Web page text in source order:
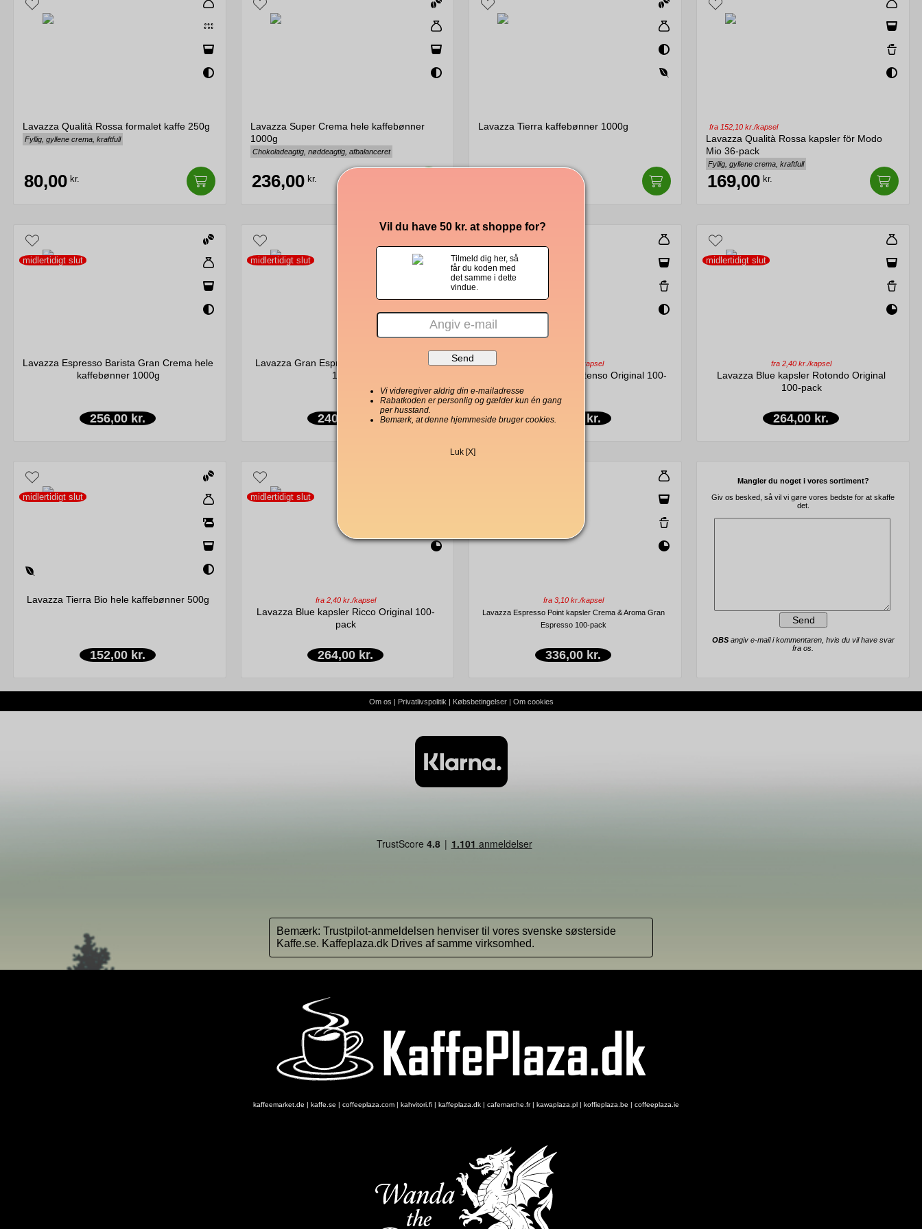
Lavazza Qualità Rossa formalet kaffe 250g
Fyllig, gyllene crema, kraftfull
80,00 kr.
Lavazza Super Crema hele kaffebønner
1000g
Chokoladeagtig, nøddeagtig, afbalanceret
236,00 kr.
Lavazza Tierra kaffebønner 1000g fra 152,10 kr./kapsel
Lavazza Qualità Rossa kapsler för Modo
Mio 36-pack
Fyllig, gyllene crema, kraftfull
169,00 kr.
midlertidigt slut
Lavazza Espresso Barista Gran Crema hele
kaffebønner 1000g
256,00 kr.
midlertidigt slut
Lavazza Gran Espresso hele kaffebønner
1000g
240,00 kr.
midlertidigt slut
fra 2,40 kr./kapsel
Lavazza Blue kapsler Intenso Original 100-
264,00 kr.
midlertidigt slut
fra 2,40 kr./kapsel
Lavazza Blue kapsler Rotondo Original
100-pack
264,00 kr.
midlertidigt slut
Lavazza Tierra Bio hele kaffebønner 500g
152,00 kr.
midlertidigt slut
fra 2,40 kr./kapsel
Lavazza Blue kapsler Ricco Original 100-
pack
264,00 kr.
fra 3,10 kr./kapsel
Lavazza Espresso Point kapsler Crema & Aroma Gran
Espresso 100-pack
336,00 kr.
Mangler du noget i vores sortiment?
Giv os besked, så vil vi gøre vores bedste for at skaffe
det.
OBSangiv e-mail i kommentaren, hvis du vil have svar
fra os.
Om os | Privatlivspolitik | Købsbetingelser| Om cookies
Bemærk: Trustpilot-anmeldelsen henviser til vores svenske søsterside
Kaffe.se. Kaffeplaza.dk Drives af samme virksomhed.
kaffeemarket.de | kaffe.se | coffeeplaza.com | kahvitori.fi | kaffeplaza.dk | cafemarche.fr| kawaplaza.pl | koffieplaza.be | coffeeplaza.ie
Vil du have 50 kr. at shoppe for?
Tilmeld dig her, så
får du koden med
det samme i dette
vindue.
Vi videregiver aldrig din e-mailadresse
Rabatkoden er personlig og gælder kun én gang
per husstand.
Bemærk, at denne hjemmeside bruger cookies.
Luk [X]